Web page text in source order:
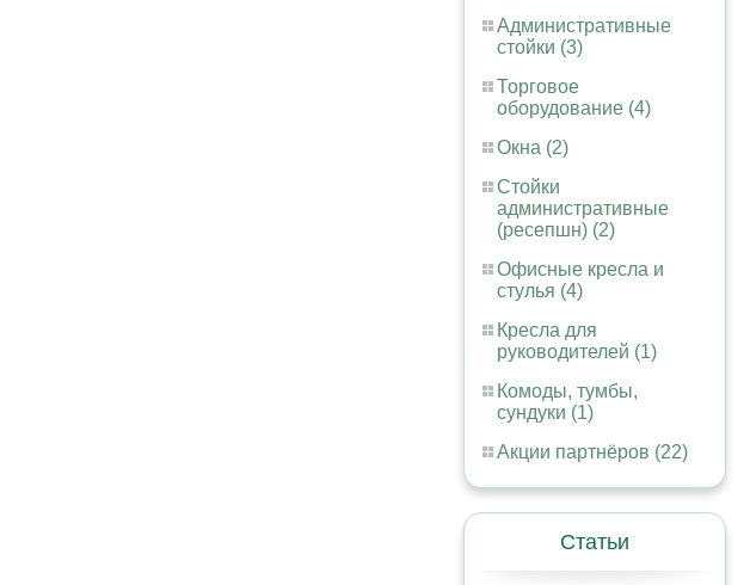
Административные
стойки (3)
Торговое
оборудование (4)
Окна (2)
Стойки
административные
(ресепшн) (2)
Офисные кресла и
стулья (4)
Кресла для
руководителей (1)
Комоды, тумбы,
сундуки (1)
Акции партнёров (22)
Статьи